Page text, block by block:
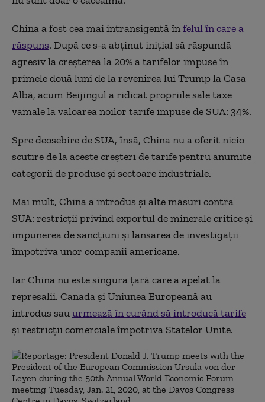
China a fost cea mai intransigentă înfelul în care a
răspuns. După ce s-a abținut inițial să răspundă
agresiv la creșterea la 20% a tarifelor impuse în
primele două luni de la revenirea lui Trump la Casa
Albă, acum Beijingul a ridicat propriile sale taxe
vamale la valoarea noilor tarife impuse de SUA: 34%.
Spre deosebire de SUA, însă, China nu a oferit nicio
scutire de la aceste creșteri de tarife pentru anumite
categorii de produse și sectoare industriale.
Mai mult, China a introdus și alte măsuri contra
SUA: restricții privind exportul de minerale critice și
impunerea de sancțiuni și lansarea de investigații
împotriva unor companii americane.
Iar China nu este singura țară care a apelat la
represalii. Canada și Uniunea Europeană au
introdus sauurmează în curând să introducă tarife
și restricții comerciale împotriva Statelor Unite.